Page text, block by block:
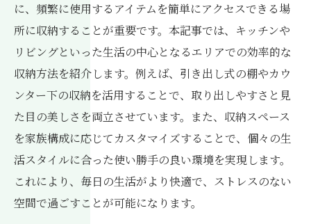
収納術で家事の負担を軽減
収納を通じて新築生活を一新
に、頻繁に使用するアイテムを簡単にアクセスできる場
所に収納することが重要です。本記事では、キッチンや
リビングといった生活の中心となるエリアでの効率的な
収納方法を紹介します。例えば、引き出し式の棚やカウ
ンター下の収納を活用することで、取り出しやすさと見
た目の美しさを両立させています。また、収納スペース
を家族構成に応じてカスタマイズすることで、個々の生
活スタイルに合った使い勝手の良い環境を実現します。
これにより、毎日の生活がより快適で、ストレスのない
空間で過ごすことが可能になります。